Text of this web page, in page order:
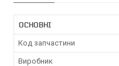
ОСНОВНІ
Код запчастини
Виробник